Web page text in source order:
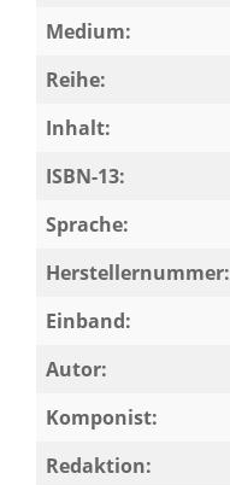
Medium:
Reihe:
Inhalt:
ISBN-13:
Sprache:
Herstellernummer:
Einband:
Autor:
Komponist:
Redaktion: